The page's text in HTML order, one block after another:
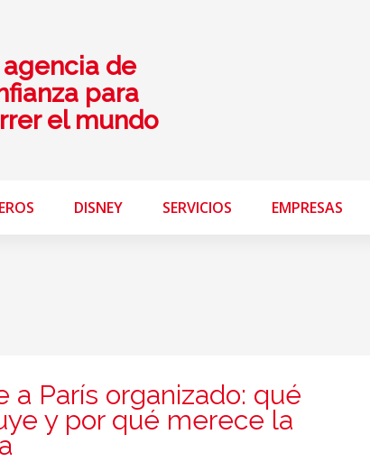
agencia de
para
el mundo
DISNEY SERVICIOS EMPRESAS
a París organizado: qué
y por qué merece la